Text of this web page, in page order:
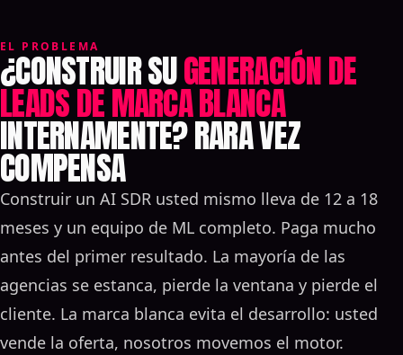
dominio y precios. El programa de SalesMind AI
ofrece a los socios un AI SDR de LinkedIn — agentes
autónomos, scoring conductual PRISM y outreach
personalizado — mientras SalesMind AI gestiona
toda la infraestructura, la disponibilidad y el
desarrollo del producto entre bastidores.
EL PROBLEMA
¿CONSTRUIR SUGENERACIÓN DE
LEADS DE MARCA BLANCA
INTERNAMENTE? RARA VEZ
COMPENSA
Construir un AI SDR usted mismo lleva de 12 a 18
meses y un equipo de ML completo. Paga mucho
antes del primer resultado. La mayoría de las
agencias se estanca, pierde la ventana y pierde el
cliente. La marca blanca evita el desarrollo: usted
vende la oferta, nosotros movemos el motor.